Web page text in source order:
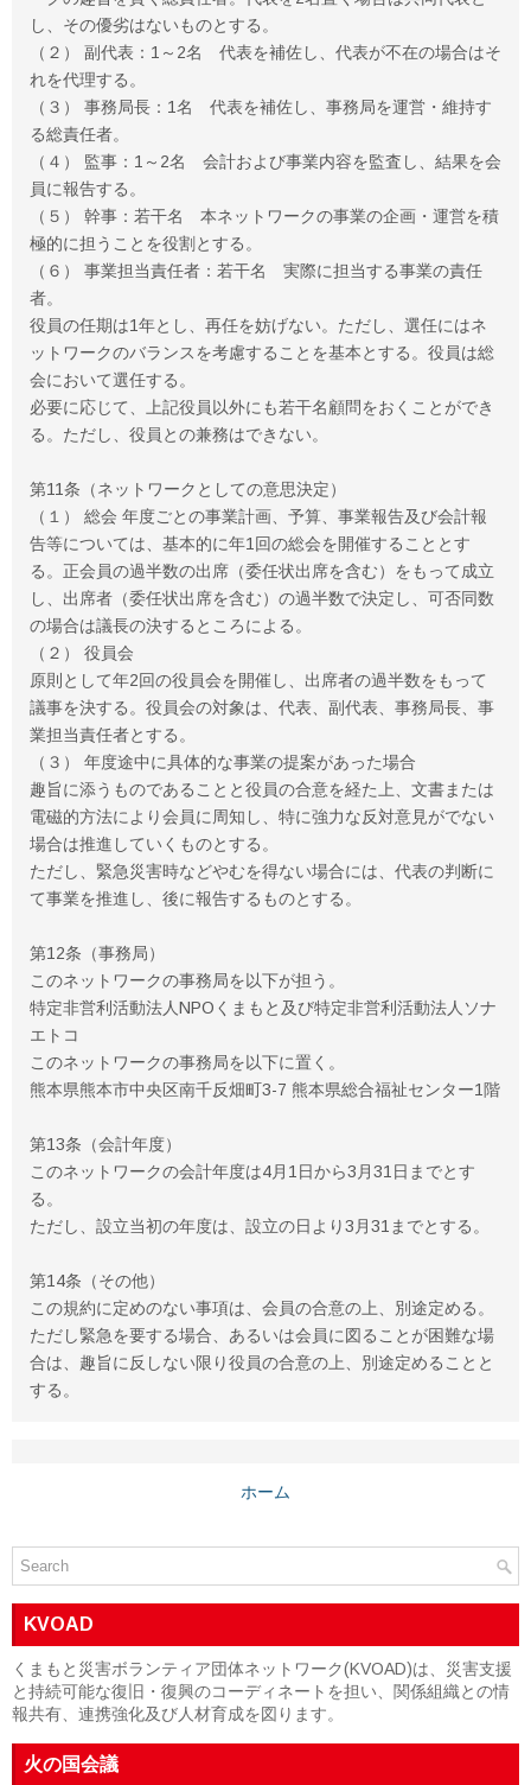
し、その優劣はないものとする。
（２） 副代表：1～2名 代表を補佐し、代表が不在の場合はそ
れを代理する。
（３） 事務局長：1名 代表を補佐し、事務局を運営・維持す
る総責任者。
（４） 監事：1～2名 会計および事業内容を監査し、結果を会
員に報告する。
（５） 幹事：若干名 本ネットワークの事業の企画・運営を積
極的に担うことを役割とする。
（６） 事業担当責任者：若干名 実際に担当する事業の責任
者。
役員の任期は1年とし、再任を妨げない。ただし、選任にはネ
ットワークのバランスを考慮することを基本とする。役員は総
会において選任する。
必要に応じて、上記役員以外にも若干名顧問をおくことができ
る。ただし、役員との兼務はできない。
第11条（ネットワークとしての意思決定）
（１） 総会 年度ごとの事業計画、予算、事業報告及び会計報
告等については、基本的に年1回の総会を開催することとす
る。正会員の過半数の出席（委任状出席を含む）をもって成立
し、出席者（委任状出席を含む）の過半数で決定し、可否同数
の場合は議長の決するところによる。
（２） 役員会
原則として年2回の役員会を開催し、出席者の過半数をもって
議事を決する。役員会の対象は、代表、副代表、事務局長、事
業担当責任者とする。
（３） 年度途中に具体的な事業の提案があった場合
趣旨に添うものであることと役員の合意を経た上、文書または
電磁的方法により会員に周知し、特に強力な反対意見がでない
場合は推進していくものとする。
ただし、緊急災害時などやむを得ない場合には、代表の判断に
て事業を推進し、後に報告するものとする。
第12条（事務局）
このネットワークの事務局を以下が担う。
特定非営利活動法人NPOくまもと及び特定非営利活動法人ソナ
エトコ
このネットワークの事務局を以下に置く。
熊本県熊本市中央区南千反畑町3-7 熊本県総合福祉センター1階
第13条（会計年度）
このネットワークの会計年度は4月1日から3月31日までとす
る。
ただし、設立当初の年度は、設立の日より3月31までとする。
第14条（その他）
この規約に定めのない事項は、会員の合意の上、別途定める。
ただし緊急を要する場合、あるいは会員に図ることが困難な場
合は、趣旨に反しない限り役員の合意の上、別途定めることと
する。
ホーム
KVOAD
くまもと災害ボランティア団体ネットワーク(KVOAD)は、災害支援
と持続可能な復旧・復興のコーディネートを担い、関係組織との情
報共有、連携強化及び人材育成を図ります。
火の国会議